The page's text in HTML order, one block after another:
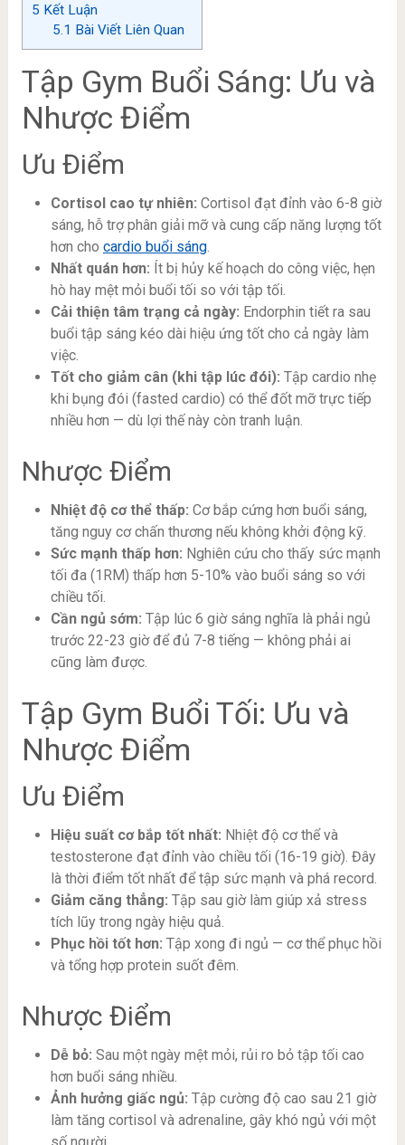
5 Kết Luận
5.1 Bài Viết Liên Quan
Tập Gym Buổi Sáng: Ưu và
Nhược Điểm
Ưu Điểm
Cortisol cao tự nhiên: Cortisol đạt đỉnh vào 6-8 giờ
sáng, hỗ trợ phân giải mỡ và cung cấp năng lượng tốt
hơn cho cardio buổi sáng.
Nhất quán hơn: Ít bị hủy kế hoạch do công việc, hẹn
hò hay mệt mỏi buổi tối so với tập tối.
Cải thiện tâm trạng cả ngày: Endorphin tiết ra sau
buổi tập sáng kéo dài hiệu ứng tốt cho cả ngày làm
việc.
Tốt cho giảm cân (khi tập lúc đói): Tập cardio nhẹ
khi bụng đói (fasted cardio) có thể đốt mỡ trực tiếp
nhiều hơn — dù lợi thế này còn tranh luận.
Nhược Điểm
Nhiệt độ cơ thể thấp: Cơ bắp cứng hơn buổi sáng,
tăng nguy cơ chấn thương nếu không khởi động kỹ.
Sức mạnh thấp hơn: Nghiên cứu cho thấy sức mạnh
tối đa (1RM) thấp hơn 5-10% vào buổi sáng so với
chiều tối.
Cần ngủ sớm: Tập lúc 6 giờ sáng nghĩa là phải ngủ
trước 22-23 giờ để đủ 7-8 tiếng — không phải ai
cũng làm được.
Tập Gym Buổi Tối: Ưu và
Nhược Điểm
Ưu Điểm
Hiệu suất cơ bắp tốt nhất: Nhiệt độ cơ thể và
testosterone đạt đỉnh vào chiều tối (16-19 giờ). Đây
là thời điểm tốt nhất để tập sức mạnh và phá record.
Giảm căng thẳng: Tập sau giờ làm giúp xả stress
tích lũy trong ngày hiệu quả.
Phục hồi tốt hơn: Tập xong đi ngủ — cơ thể phục hồi
và tổng hợp protein suốt đêm.
Nhược Điểm
Dễ bỏ: Sau một ngày mệt mỏi, rủi ro bỏ tập tối cao
hơn buổi sáng nhiều.
Ảnh hưởng giấc ngủ: Tập cường độ cao sau 21 giờ
làm tăng cortisol và adrenaline, gây khó ngủ với một